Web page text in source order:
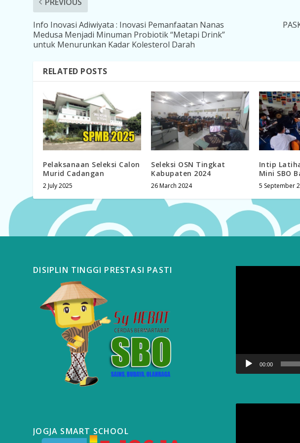
Info Inovasi Adiwiyata : Inovasi Pemanfaatan Nanas
Medusa Menjadi Minuman Probiotik “Metapi Drink”
untuk Menurunkan Kadar Kolesterol Darah
RELATED POSTS
Pelaksanaan Seleksi Calon
Murid Cadangan
2 July 2025
Seleksi OSN Tingkat
Kabupaten 2024
26 March 2024
Intip
Mini SBO
5 September
DISIPLIN TINGGI PRESTASI PASTI
JOGJA SMART SCHOOL
00:00